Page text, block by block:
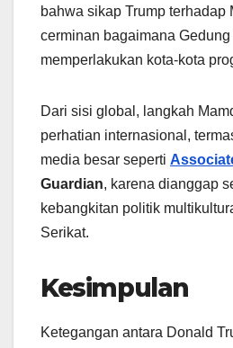
bahwa sikap Trump terhadap
cerminan bagaimana Gedung
memperlakukan kota-kota
Dari sisi global, langkah
perhatian internasional,
media besar seperti
Guardian, karena dianggap
kebangkitan politik
Serikat.
Kesimpulan
Ketegangan antara Donald